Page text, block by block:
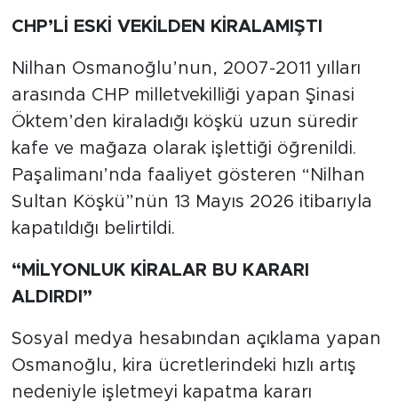
CHP’Lİ ESKİ VEKİLDEN KİRALAMIŞTI
Nilhan Osmanoğlu’nun, 2007-2011 yılları
arasında CHP milletvekilliği yapan Şinasi
Öktem’den kiraladığı köşkü uzun süredir
kafe ve mağaza olarak işlettiği öğrenildi.
Paşalimanı’nda faaliyet gösteren “Nilhan
Sultan Köşkü”nün 13 Mayıs 2026 itibarıyla
kapatıldığı belirtildi.
“MİLYONLUK KİRALAR BU KARARI
ALDIRDI”
Sosyal medya hesabından açıklama yapan
Osmanoğlu, kira ücretlerindeki hızlı artış
nedeniyle işletmeyi kapatma kararı